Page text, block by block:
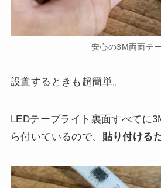
安心の3M両面テ
設置するときも超簡単。
LEDテープライト裏面すべてに
ら付いているので、 貼り付ける